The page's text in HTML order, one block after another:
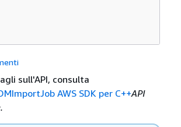
sull'API, consulta
AWS SDK per C++API